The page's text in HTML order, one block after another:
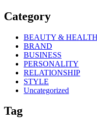
Category
BEAUTY & HEALTH
BRAND
BUSINESS
PERSONALITY
RELATIONSHIP
STYLE
Uncategorized
Tag